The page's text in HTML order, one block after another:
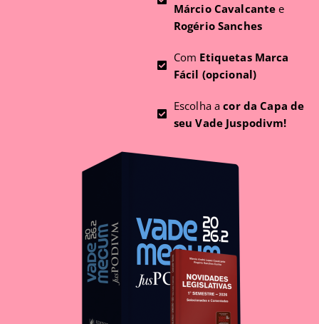
Márcio Cavalcante e
Rogério Sanches
Com Etiquetas Marca
Fácil (opcional)
Escolha acor da Capa de
seu Vade Juspodivm!